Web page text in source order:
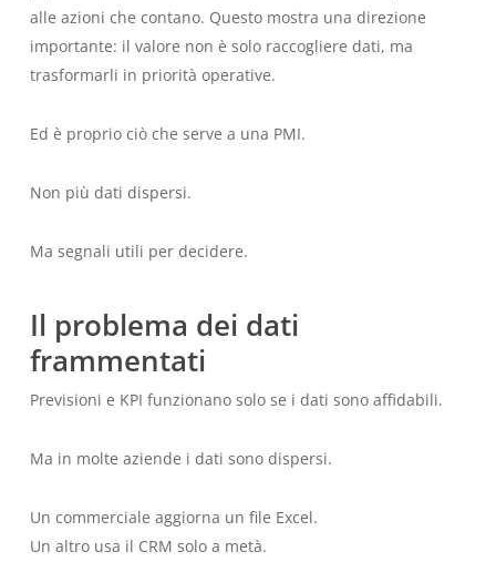
alle azioni che contano. Questo mostra una direzione
importante: il valore non è solo raccogliere dati, ma
trasformarli in priorità operative.
Ed è proprio ciò che serve a una PMI.
Non più dati dispersi.
Ma segnali utili per decidere.
Il problema dei dati
frammentati
Previsioni e KPI funzionano solo se i dati sono affidabili.
Ma in molte aziende i dati sono dispersi.
Un commerciale aggiorna un file Excel.
Un altro usa il CRM solo a metà.